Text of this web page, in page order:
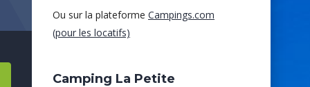
Ou sur la plateforme Campings.com
(pour les locatifs)
Camping La Petite